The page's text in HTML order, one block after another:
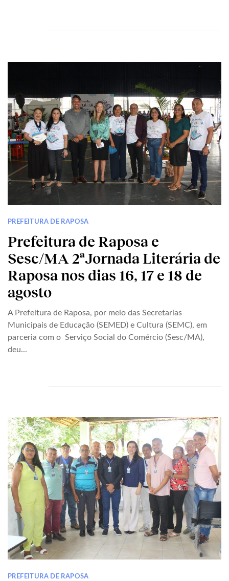
PREFEITURA DE RAPOSA
Prefeitura de Raposa e
Sesc/MA 2ªJornada Literária de
Raposa nos dias 16, 17 e 18 de
agosto
A Prefeitura de Raposa, por meio das Secretarias
Municipais de Educação (SEMED) e Cultura (SEMC), em
parceria com o Serviço Social do Comércio (Sesc/MA),
deu...
PREFEITURA DE RAPOSA